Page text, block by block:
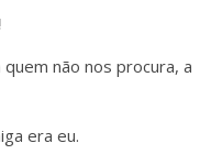
não nos procura, a
era eu.